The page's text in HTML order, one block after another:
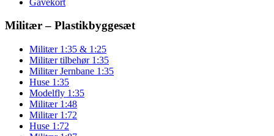
Militær – Plastikbyggesæt
Militær 1:35 & 1:25
Militær tilbehør 1:35
Militær Jernbane 1:35
Huse 1:35
Modelfly 1:35
Militær 1:48
Militær 1:72
Huse 1:72